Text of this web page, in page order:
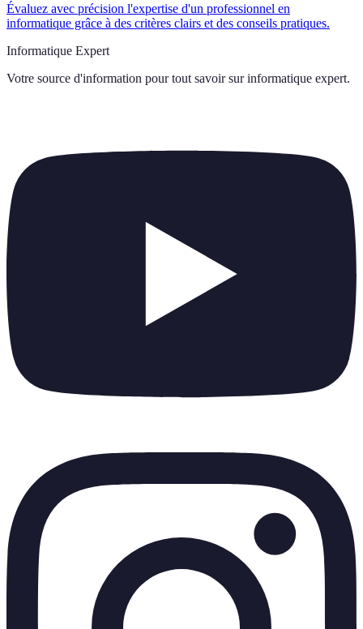
Évaluez avec précision l'expertise d'un professionnel en
informatique grâce à des critères clairs et des conseils pratiques.
Informatique Expert
Votre source d'information pour tout savoir sur informatique expert.